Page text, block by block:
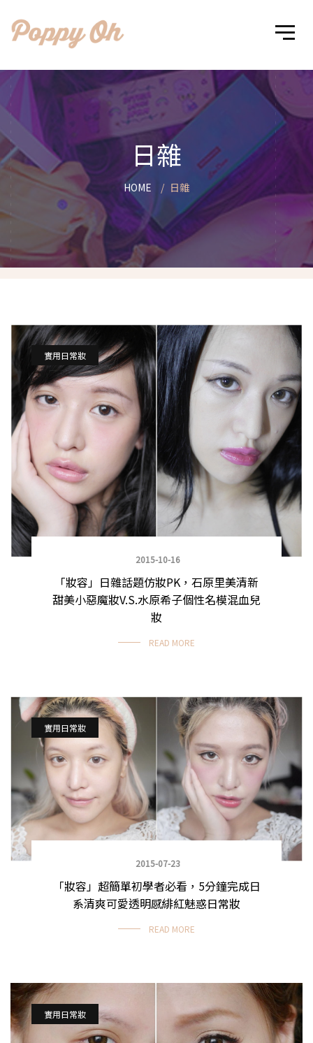
日雜
HOME 日雜
實用日常妝
2015-10-16
「妝容」日雜話題仿妝PK，石原里美清新
甜美小惡魔妝V.S.水原希子個性名模混血兒
妝
READ MORE
實用日常妝
2015-07-23
「妝容」超簡單初學者必看，5分鐘完成日
系清爽可愛透明感緋紅魅惑日常妝
READ MORE
實用日常妝